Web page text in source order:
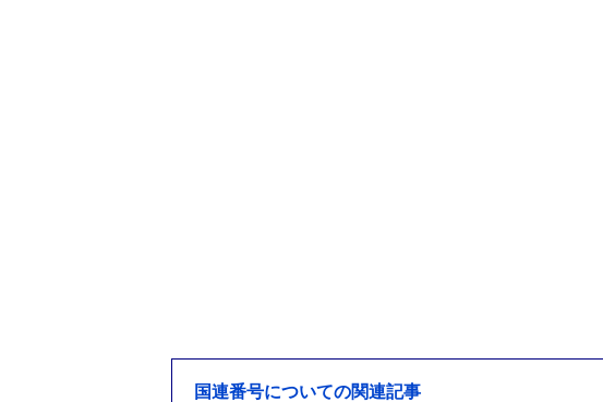
国連番号についての関連記事